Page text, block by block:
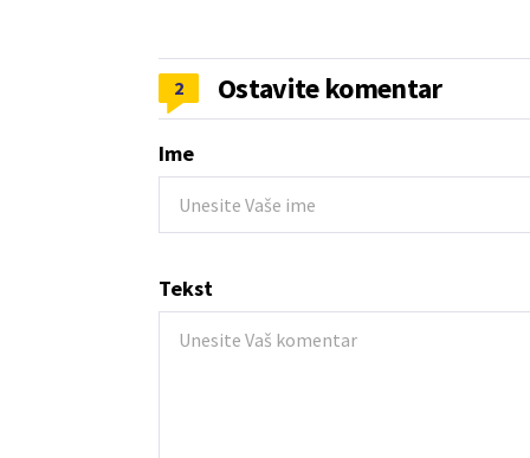
2 Ostavite komentar
Ime
Tekst